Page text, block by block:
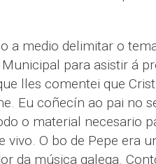
a medio delimitar o
para asistir á
lles comentei que
Eu coñecín ao pai no
o material necesario
O bo de Pepe era
da música galega.